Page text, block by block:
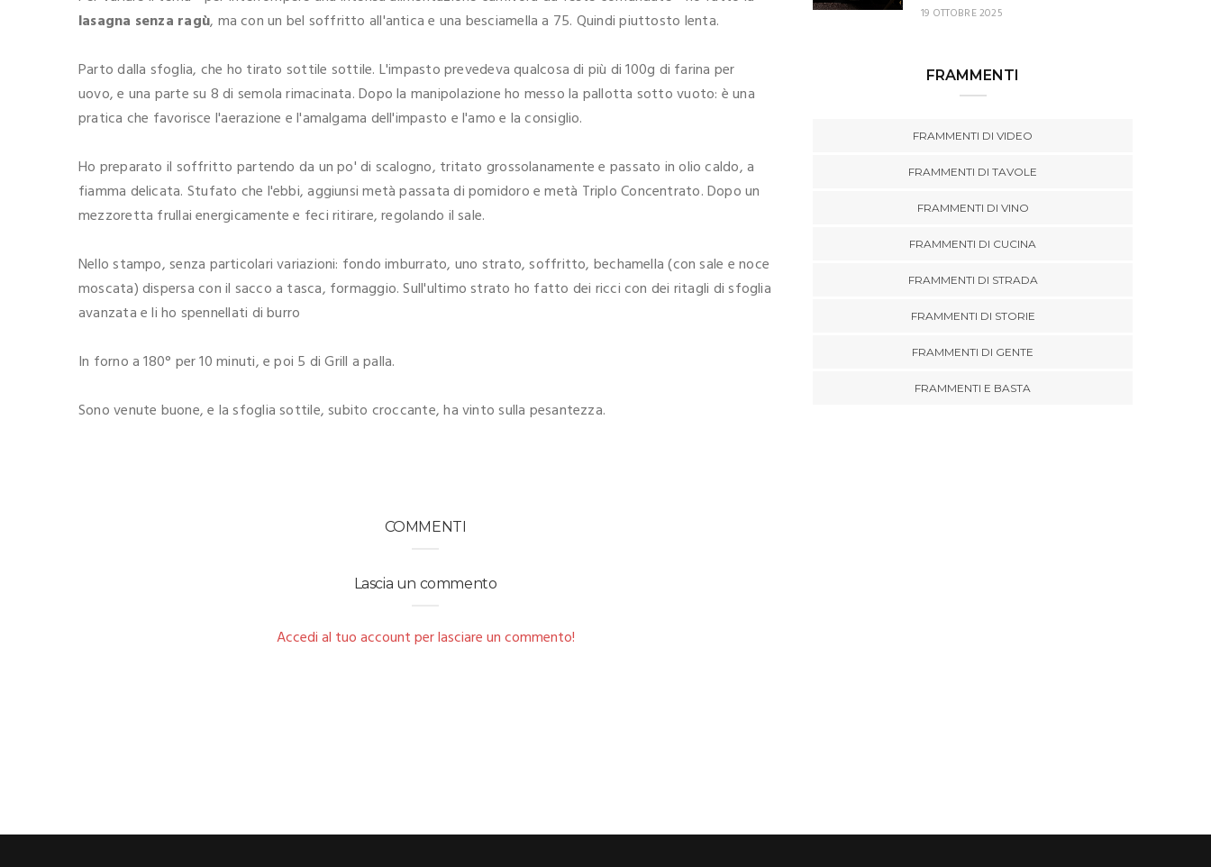
lasagna senza ragù, ma con un bel soffritto all'antica e una besciamella a 75. Quindi piuttosto lenta.
Parto dalla sfoglia, che ho tirato sottile sottile. L'impasto prevedeva qualcosa di più di 100g di farina per
uovo, e una parte su 8 di semola rimacinata. Dopo la manipolazione ho messo la pallotta sotto vuoto: è una
pratica che favorisce l'aerazione e l'amalgama dell'impasto e l'amo e la consiglio.
Ho preparato il soffritto partendo da un po' di scalogno, tritato grossolanamente e passato in olio caldo, a
fiamma delicata. Stufato che l'ebbi, aggiunsi metà passata di pomidoro e metà Triplo Concentrato. Dopo un
mezzoretta frullai energicamente e feci ritirare, regolando il sale.
Nello stampo, senza particolari variazioni: fondo imburrato, uno strato, soffritto, bechamella (con sale e noce
moscata) dispersa con il sacco a tasca, formaggio. Sull'ultimo strato ho fatto dei ricci con dei ritagli di sfoglia
avanzata e li ho spennellati di burro
In forno a 180° per 10 minuti, e poi 5 di Grill a palla.
Sono venute buone, e la sfoglia sottile, subito croccante, ha vinto sulla pesantezza.
COMMENTI
Lascia un commento
Accedi al tuo account per lasciare un commento!
19 OTTOBRE 2025
FRAMMENTI
FRAMMENTI DI VIDEO
FRAMMENTI DI TAVOLE
FRAMMENTI DI VINO
FRAMMENTI DI CUCINA
FRAMMENTI DI STRADA
FRAMMENTI DI STORIE
FRAMMENTI DI GENTE
FRAMMENTI E BASTA